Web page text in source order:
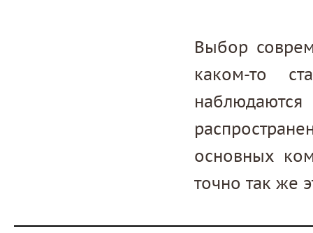
Выбор
каком-то
основных
точно так же